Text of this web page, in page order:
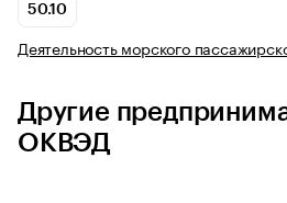
50.10
Деятельность морского
Другие
ОКВЭД